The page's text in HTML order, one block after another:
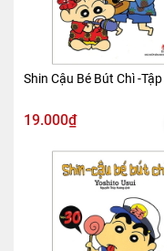
Shin Cậu Bé Bút Chì -Tập
19.000₫